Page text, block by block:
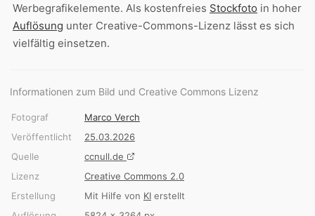
Werbegrafikelemente. Als kostenfreies Stockfoto in hoher
Auflösung unter Creative-Commons-Lizenz lässt es sich
vielfältig einsetzen.
Informationen zum Bild und Creative Commons Lizenz
Fotograf
Marco Verch
Veröffentlicht
25.03.2026
Quelle
ccnull.de
Lizenz
Creative Commons 2.0
Erstellung
Mit Hilfe von KI erstellt